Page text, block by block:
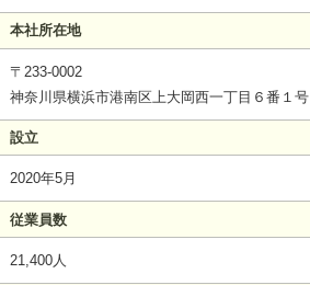
本社所在地
〒233-0002
神奈川県横浜市港南区上大岡西一丁目６番１号
設立
2020年5月
従業員数
21,400人